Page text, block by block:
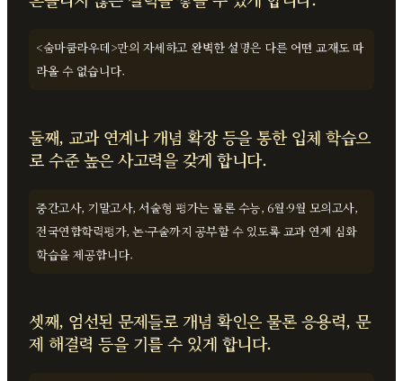
<숨마쿰라우데>만의 자세하고 완벽한 설명은 다른 어떤 교재도 따
라올 수 없습니다.
둘째, 교과 연계나 개념 확장 등을 통한 입체 학습으
로 수준 높은 사고력을 갖게 합니다.
중간고사, 기말고사, 서술형 평가는 물론 수능, 6월·9월 모의고사,
전국연합학력평가, 논·구술까지 공부할 수 있도록 교과 연계 심화
학습을 제공합니다.
셋째, 엄선된 문제들로 개념 확인은 물론 응용력, 문
제 해결력 등을 기를 수 있게 합니다.